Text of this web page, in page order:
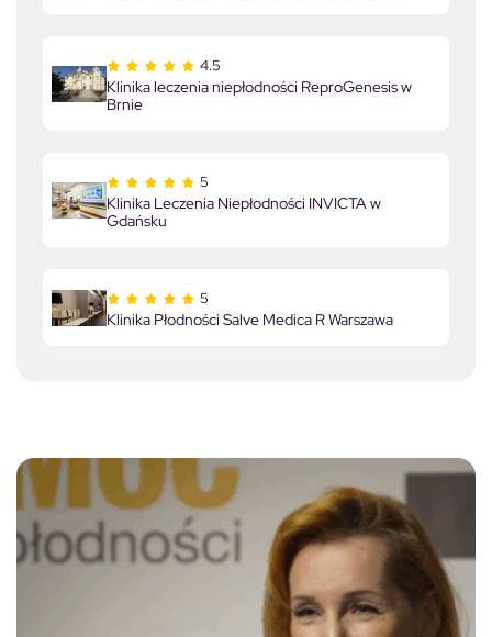
4.5
Klinika leczenia niepłodności ReproGenesis w
Brnie
5
Klinika Leczenia Niepłodności INVICTA w
Gdańsku
5
Klinika Płodności Salve Medica R Warszawa